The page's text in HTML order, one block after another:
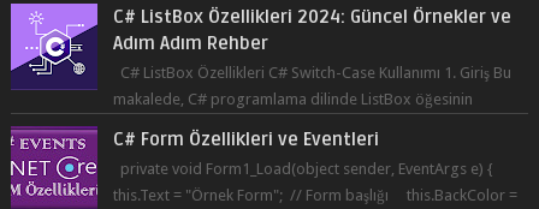
C# ListBox Özellikleri C# Switch-Case Kullanımı 1. Giriş Bu
makalede, C# programlama dilinde ListBox öğesinin
özelliklerine ve kullanımına...
C# Form Özellikleri ve Eventleri
private void Form1_Load(object sender, EventArgs e) {
this.Text = "Örnek Form"; // Form başlığı this.BackColor =
Co...
C# Button Kullanımı ve Özellikleri 2024: Güncel